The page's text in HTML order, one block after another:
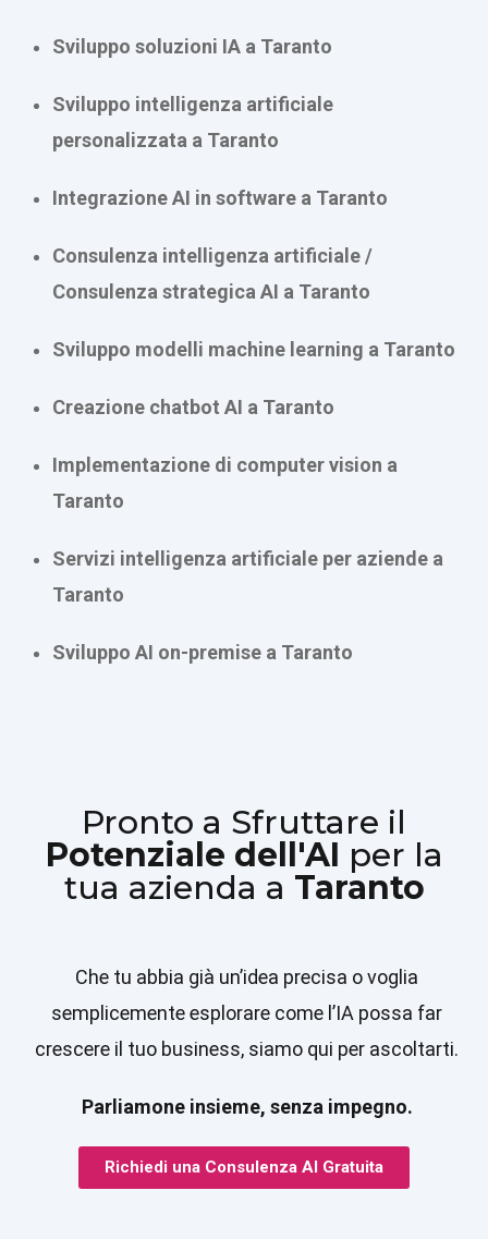
Sviluppo soluzioni IA a Taranto
Sviluppo intelligenza artificiale
personalizzata a Taranto
Integrazione AI in software a Taranto
Consulenza intelligenza artificiale /
Consulenza strategica AI a Taranto
Sviluppo modelli machine learning a Taranto
Creazione chatbot AI a Taranto
Implementazione di computer vision a
Taranto
Servizi intelligenza artificiale per aziende a
Taranto
Sviluppo AI on-premise a Taranto
Pronto a Sfruttare il
Potenziale dell'AI per la
tua azienda a Taranto
Che tu abbia già un’idea precisa o voglia
semplicemente esplorare come l’IA possa far
crescere il tuo business, siamo qui per ascoltarti.
Parliamone insieme, senza impegno.
Richiedi una Consulenza AI Gratuita